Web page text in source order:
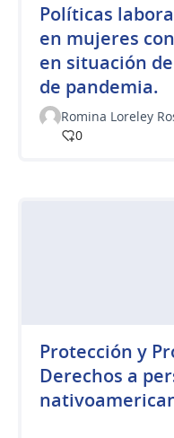
Políticas
en mujeres
en situación
de pandemia.
Romina Loreley
0
Protección y
Derechos a